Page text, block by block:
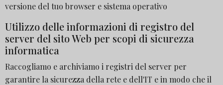
versione del tuo browser e sistema operativo
Utilizzo delle informazioni di registro del
server del sito Web per scopi di sicurezza
informatica
Raccogliamo e archiviamo i registri del server per
garantire la sicurezza della rete e dell'IT e in modo che il